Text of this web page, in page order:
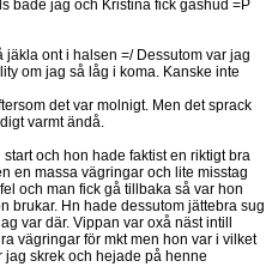
både jag och Kristina fick gåshud =P
ont i halsen =/ Dessutom var jag
om jag så låg i koma. Kanske inte
det var molnigt. Men det sprack
varmt ändå.
och hon hade faktist en riktigt bra
en massa vägringar och lite misstag
och man fick gå tillbaka så var hon
brukar. Hn hade dessutom jättebra sug
var där. Vippan var oxå näst intill
vägringar för mkt men hon var i vilket
jag skrek och hejade på henne